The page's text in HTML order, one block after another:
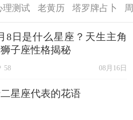
理测试 老黄历 塔罗牌占卜
8日是什么星座？天生主角
子座性格揭秘
08月16日
58
星座代表的花语